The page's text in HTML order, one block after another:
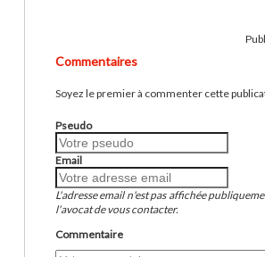
Commentaires
Soyez le premier à commenter cette
Pseudo
Email
L'adresse email n'est pas affichée
l'avocat de vous contacter.
Commentaire